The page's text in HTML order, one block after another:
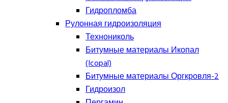
Гидропломба
Рулонная гидроизоляция
Технониколь
Битумные материалы Икопал
(Icopal)
Битумные материалы Оргкровля-2
Гидроизол